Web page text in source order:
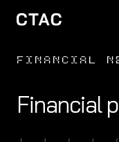
Financial
FINANCIAL